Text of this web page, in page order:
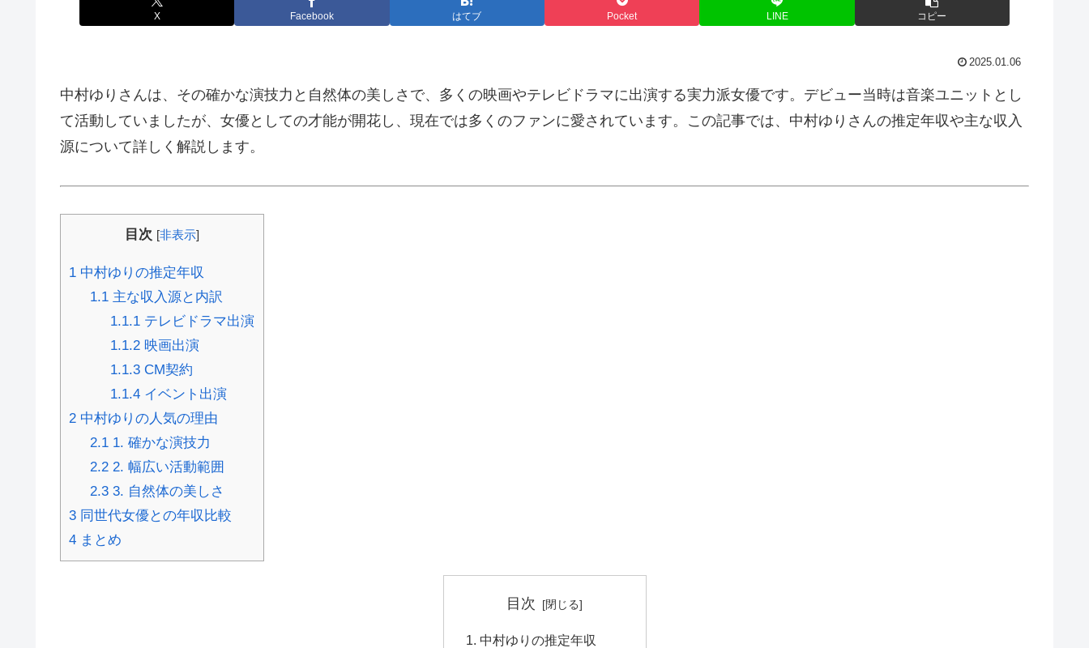
X Facebook はてブ Pocket LINE コピー
2025.01.06
中村ゆりさんは、その確かな演技力と自然体の美しさで、多くの映画やテレビドラマに出演する実力派女優です。デビュー当時は音楽ユニットとし
て活動していましたが、女優としての才能が開花し、現在では多くのファンに愛されています。この記事では、中村ゆりさんの推定年収や主な収入
源について詳しく解説します。
目次 [非表示]
1 中村ゆりの推定年収
1.1主な収入源と内訳
1.1.1 テレビドラマ出演
1.1.2 映画出演
1.1.3 CM契約
1.1.4 イベント出演
2 中村ゆりの人気の理由
2.11. 確かな演技力
2.22. 幅広い活動範囲
2.33. 自然体の美しさ
3 同世代女優との年収比較
4 まとめ
目次
中村ゆりの推定年収